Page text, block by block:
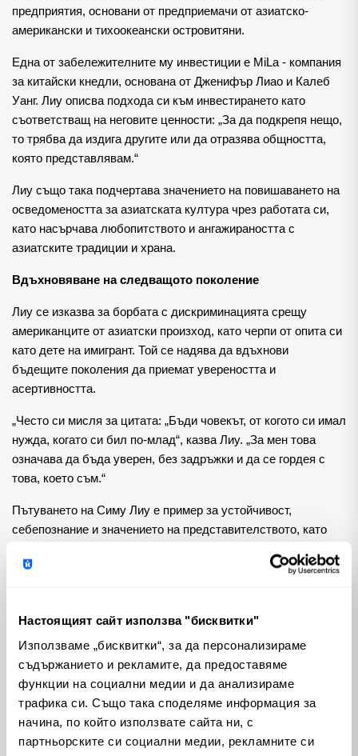
Настоящият сайт използва "бисквитки"
Използваме „бисквитки“, за да персонализираме
съдържанието и рекламите, да предоставяме
функции на социални медии и да анализираме
трафика си. Също така споделяме информация за
начина, по който използвате сайта ни, с
партньорските си социални медии, рекламните си
предприятия, основани от предприемачи от азиатско-
американски и тихоокеански островитяни.
Една от забележителните му инвестиции е MiLa - компания
за китайски кнедли, основана от Дженифър Лиао и Калеб
Уанг. Лиу описва подхода си към инвестирането като
съответстващ на неговите ценности: „За да подкрепя нещо,
то трябва да издига другите или да отразява общността,
която представлявам.“
Лиу също така подчертава значението на повишаването на
осведомеността за азиатската култура чрез работата си,
като насърчава любопитството и ангажираността с
азиатските традиции и храна.
Вдъхновяване на следващото поколение
Лиу се изказва за борбата с дискриминацията срещу
американците от азиатски произход, като черпи от опита си
като дете на имигрант. Той се надява да вдъхнови
бъдещите поколения да приемат увереността и
асертивността.
„Често си мисля за цитата: „Бъди човекът, от когото си имал
нужда, когато си бил по-млад“, казва Лиу. „За мен това
означава да бъда уверен, без задръжки и да се гордея с
това, което съм.“
Пътуването на Симу Лиу е пример за устойчивост,
себепознание и значението на представителството, като
приемат истинската си същност.
Теми
Криптовалути (100) Пазари (810)
Макроикономика(280) Emerging Markets